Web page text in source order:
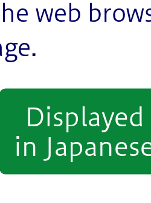
web
Displayed
in
PDF：219KB）